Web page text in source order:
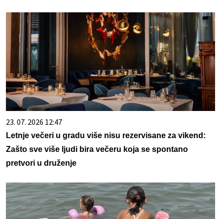
23. 07. 2026 12:47
Letnje večeri u gradu više nisu rezervisane za vikend:
Zašto sve više ljudi bira večeru koja se spontano
pretvori u druženje